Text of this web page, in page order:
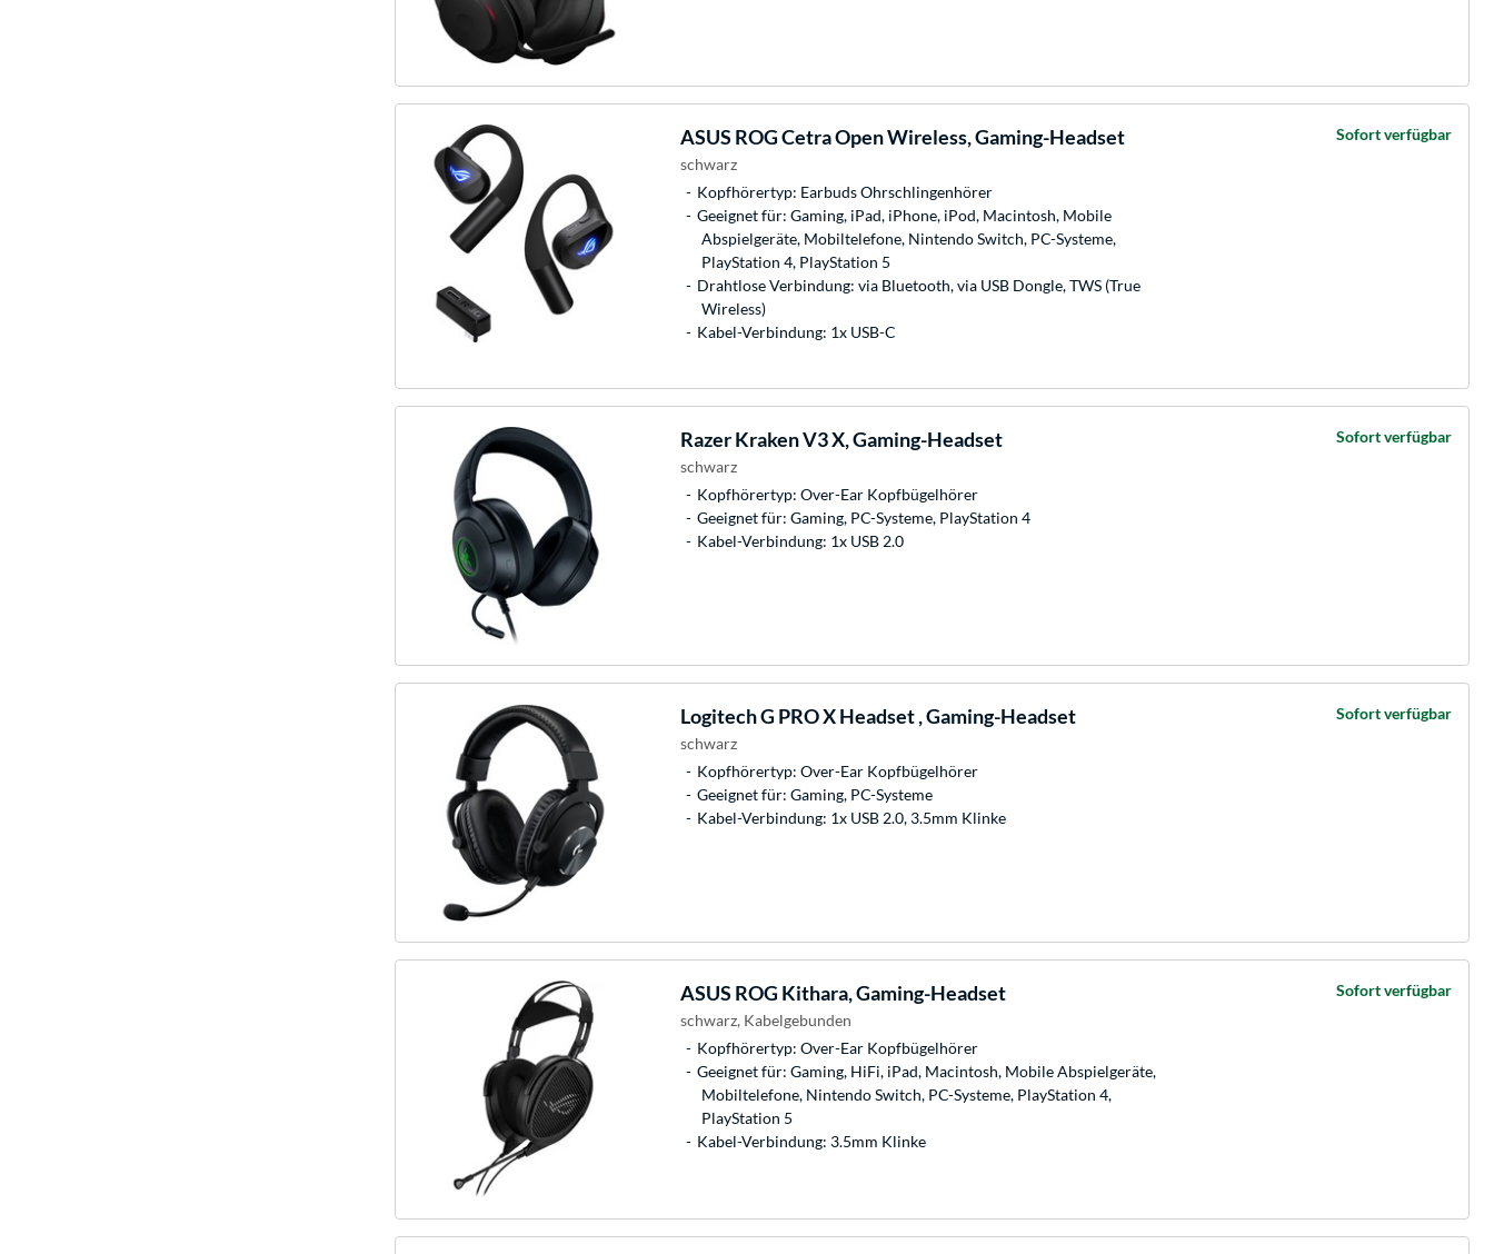
ASUS ROG Cetra Open Wireless, Gaming-Headset
schwarz
Kopfhörertyp: Earbuds Ohrschlingenhörer
Geeignet für: Gaming, iPad, iPhone, iPod, Macintosh, Mobile
Abspielgeräte, Mobiltelefone, Nintendo Switch, PC-Systeme,
PlayStation 4, PlayStation 5
Drahtlose Verbindung: via Bluetooth, via USB Dongle, TWS (True
Wireless)
Kabel-Verbindung: 1x USB-C
Sofort verfügbar
RazerKraken V3 X, Gaming-Headset
schwarz
Kopfhörertyp: Over-Ear Kopfbügelhörer
Geeignet für: Gaming, PC-Systeme, PlayStation 4
Kabel-Verbindung: 1x USB 2.0
Sofort verfügbar
LogitechG PRO X Headset , Gaming-Headset
schwarz
Kopfhörertyp: Over-Ear Kopfbügelhörer
Geeignet für: Gaming, PC-Systeme
Kabel-Verbindung: 1x USB 2.0, 3.5mm Klinke
Sofort verfügbar
ASUS ROG Kithara, Gaming-Headset
schwarz, Kabelgebunden
Kopfhörertyp: Over-Ear Kopfbügelhörer
Geeignet für: Gaming, HiFi, iPad, Macintosh, Mobile Abspielgeräte,
Mobiltelefone, Nintendo Switch, PC-Systeme, PlayStation 4,
PlayStation 5
Kabel-Verbindung: 3.5mm Klinke
Sofort verfügbar